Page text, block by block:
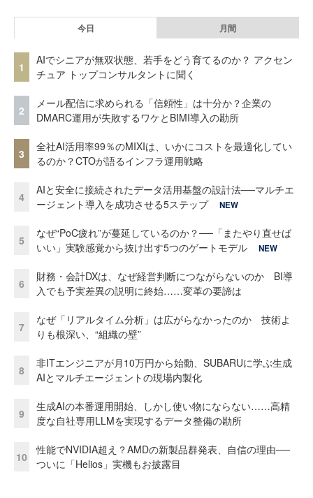
今日 月間
1
AIでシニアが無双状態、若手をどう育てるのか？ アクセン
チュア トップコンサルタントに聞く
2
メール配信に求められる「信頼性」は十分か？企業の
DMARC運用が失敗するワケとBIMI導入の勘所
3
全社AI活用率99％のMIXIは、いかにコストを最適化してい
るのか？CTOが語るインフラ運用戦略
4
AIと安全に接続されたデータ活用基盤の設計法──マルチエ
ージェント導入を成功させる5ステップ
NEW
5
なぜ“PoC疲れ”が蔓延しているのか？──「またやり直せば
いい」実験感覚から抜け出す5つのゲートモデル
NEW
6
財務・会計DXは、なぜ経営判断につながらないのか BI導
入でも予実差異の説明に終始……変革の要諦は
7
なぜ「リアルタイム分析」は広がらなかったのか 技術よ
りも根深い、“組織の壁”
8
非ITエンジニアが月10万円から始動、SUBARUに学ぶ生成
AIとマルチエージェントの現場内製化
9
生成AIの本番運用開始、しかし使い物にならない……高精
度な自社専用LLMを実現するデータ整備の勘所
10
性能でNVIDIA超え？AMDの新製品群発表、自信の理由──
ついに「Helios」実機もお披露目